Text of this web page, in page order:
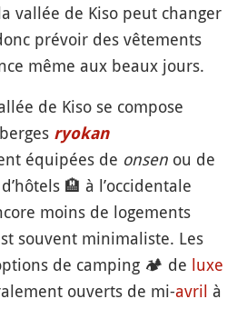
vallée de Kiso peut changer
prévoir des vêtements
même aux beaux jours.
de Kiso se compose
ryokan
équipées de onsen ou de
🏨 à l’occidentale
moins de logements
souvent minimaliste. Les
de camping 🏕️ de luxe
ouverts de mi-avril à